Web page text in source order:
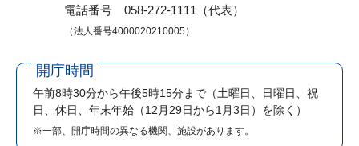
電話番号 058-272-1111（代表）
（法人番号4000020210005）
開庁時間
午前8時30分から午後5時15分まで （土曜日、日曜日、祝
日、休日、年末年始（12月29日から1月3日）を除く）
※一部、開庁時間の異なる機関、施設があります。